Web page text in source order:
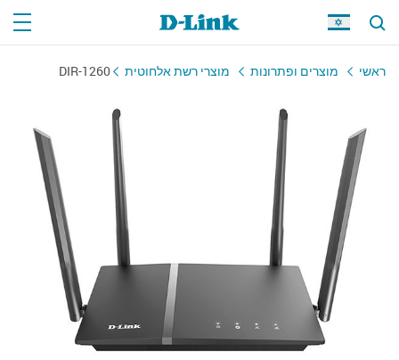
ראשי מוצרים ופתרונות מוצרי רשת אלחוטית DIR-1260